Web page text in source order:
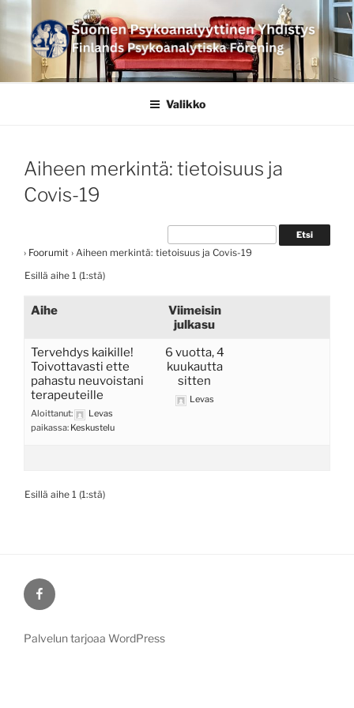
sisältöön
SUOMEN
PSYKOANALYYTTINEN
FÖRENING
Valikko
Aiheen merkintä: tietoisuus ja
Covis-19
› Foorumit › Aiheen merkintä: tietoisuus ja Covis-19
Esillä aihe 1 (1:stä)
Aihe
Viimeisin
julkasu
Tervehdys kaikille!
Toivottavasti ette
pahastu neuvoistani
terapeuteille
Aloittanut:
Levas
paikassa: Keskustelu
6 vuotta, 4
kuukautta
sitten
Levas
Esillä aihe 1 (1:stä)
Facebook
Palvelun tarjoaa WordPress